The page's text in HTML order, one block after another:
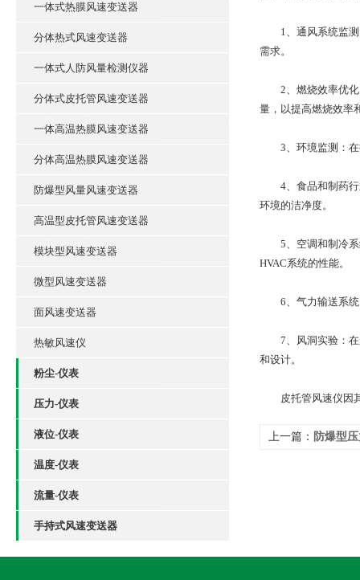
一体式热膜风速变送器
分体热式风速变送器
一体式人防风量检测仪器
分体式皮托管风速变送器
一体高温热膜风速变送器
分体高温热膜风速变送器
防爆型风量风速变送器
高温型皮托管风速变送器
模块型风速变送器
微型风速变送器
面风速变送器
热敏风速仪
粉尘-仪表
压力-仪表
液位-仪表
温度-仪表
流量-仪表
手持式风速变送器
1、通风系统监测
需求。
2、燃烧效率优化
量，以提高燃烧效率
3、环境监测：在
4、食品和制药行
环境的洁净度。
5、空调和制冷系
HVAC系统的性能。
6、气力输送系统
7、风洞实验：在
和设计。
皮托管风速仪因其
上一篇： 防爆型